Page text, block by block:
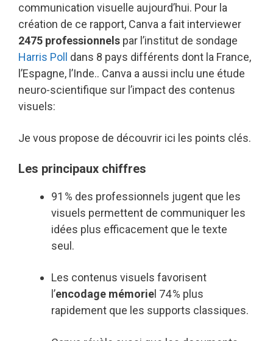
communication visuelle aujourd’hui. Pour la
création de ce rapport, Canva a fait interviewer
2475 professionnels par l’institut de sondage
Harris Poll dans 8 pays différents dont la France,
l’Espagne, l’Inde.. Canva a aussi inclu une étude
neuro-scientifique sur l’impact des contenus
visuels:
Je vous propose de découvrir ici les points clés.
Les principaux chiffres
91 % des professionnels jugent que les
visuels permettent de communiquer les
idées plus efficacement que le texte
seul.
Les contenus visuels favorisent
l’encodage mémorie l 74 % plus
rapidement que les supports classiques.